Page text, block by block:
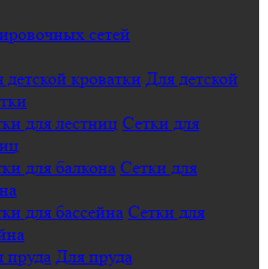
сетей
Для детской
Сетки для
Сетки для
Сетки для
Для пруда